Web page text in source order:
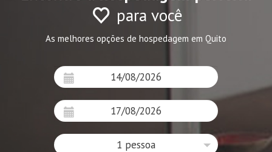
para você
As melhores opções de hospedagem em Quito
1 pessoa